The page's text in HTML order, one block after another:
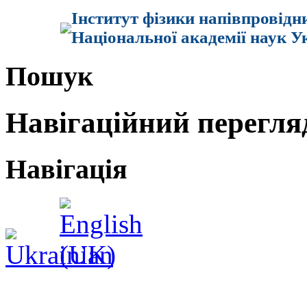
Інститут фізики
Національної академії наук
Пошук
Навігаційний
Навігація